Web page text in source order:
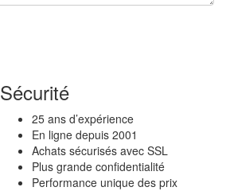
Sécurité
25 ans d’expérience
En ligne depuis 2001
Achats sécurisés avec SSL
Plus grande confidentialité
Performance unique des prix